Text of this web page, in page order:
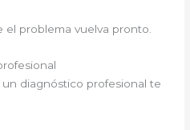
problema vuelva pronto.
diagnóstico profesional te